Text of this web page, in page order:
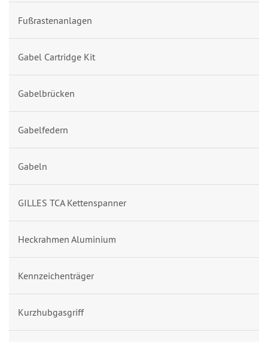
Fußrastenanlagen
Gabel Cartridge Kit
Gabelbrücken
Gabelfedern
Gabeln
GILLES TCA Kettenspanner
Heckrahmen Aluminium
Kennzeichenträger
Kurzhubgasgriff